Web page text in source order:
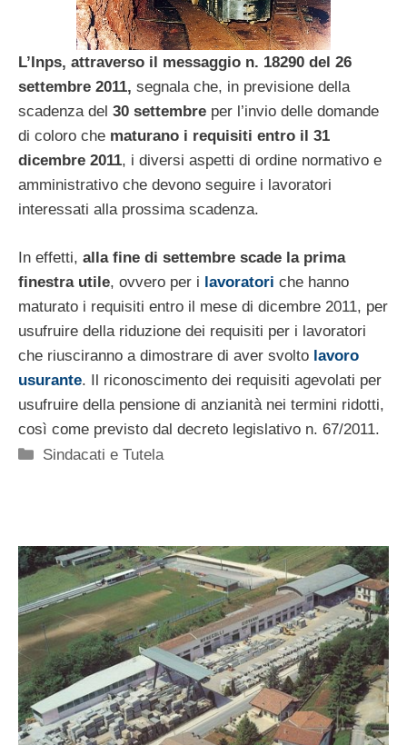
L’Inps, attraverso il messaggio n. 18290 del 26
settembre 2011, segnala che, in previsione della
scadenza del 30 settembre per l’invio delle domande
di coloro che maturano i requisiti entro il 31
dicembre 2011, i diversi aspetti di ordine normativo e
amministrativo che devono seguire i lavoratori
interessati alla prossima scadenza.
In effetti, alla fine di settembre scade la prima
finestra utile, ovvero per i lavoratori che hanno
maturato i requisiti entro il mese di dicembre 2011, per
usufruire della riduzione dei requisiti per i lavoratori
che riusciranno a dimostrare di aver svolto lavoro
usurante. Il riconoscimento dei requisiti agevolati per
usufruire della pensione di anzianità nei termini ridotti,
così come previsto dal decreto legislativo n. 67/2011.
Categorie
Sindacati e Tutela